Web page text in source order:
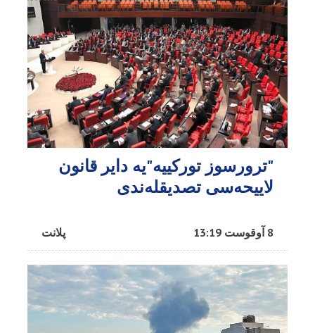
"ترورسوز تورکییه"یه دایر قانون
لاییحه‌سی تصدیقله‌ندی
پلانت 8 آوقوست 13:19